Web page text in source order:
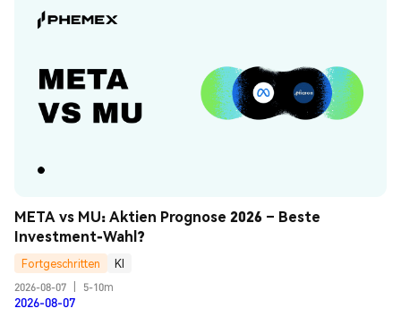
META vs MU: Aktien Prognose 2026 – Beste
Investment-Wahl?
Fortgeschritten
KI
2026-08-07
5-10m
2026-08-07